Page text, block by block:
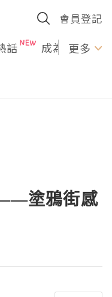
會員登記
話 成為U更多
塗鴉街感